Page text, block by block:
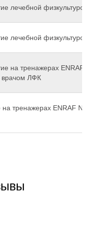
лечебной физкультурой
лечебной физкультурой
на тренажерах ENRAF
ЛФК
тренажерах ENRAF